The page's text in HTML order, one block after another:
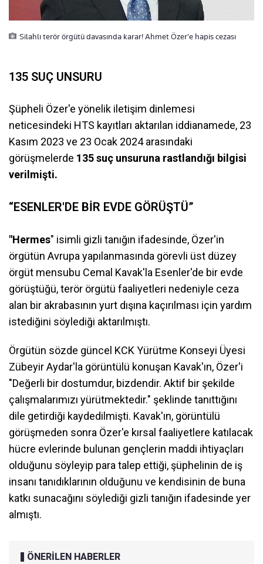
Silahlı terör örgütü davasında karar! Ahmet Özer'e hapis cezası
135 SUÇ UNSURU
Şüpheli Özer'e yönelik iletişim dinlemesi
neticesindeki HTS kayıtları aktarılan iddianamede, 23
Kasım 2023 ve 23 Ocak 2024 arasındaki
görüşmelerde 135 suç unsuruna rastlandığı bilgisi
verilmişti.
“ESENLER'DE BİR EVDE GÖRÜŞTÜ”
"Hermes" isimli gizli tanığın ifadesinde, Özer'in
örgütün Avrupa yapılanmasında görevli üst düzey
örgüt mensubu Cemal Kavak'la Esenler'de bir evde
görüştüğü, terör örgütü faaliyetleri nedeniyle ceza
alan bir akrabasının yurt dışına kaçırılması için yardım
istediğini söylediği aktarılmıştı.
Örgütün sözde güncel KCK Yürütme Konseyi Üyesi
Zübeyir Aydar'la görüntülü konuşan Kavak'ın, Özer'i
"Değerli bir dostumdur, bizdendir. Aktif bir şekilde
çalışmalarımızı yürütmektedir." şeklinde tanıttığını
dile getirdiği kaydedilmişti. Kavak'ın, görüntülü
görüşmeden sonra Özer'e kırsal faaliyetlere katılacak
hücre evlerinde bulunan gençlerin maddi ihtiyaçları
olduğunu söyleyip para talep ettiği, şüphelinin de iş
insanı tanıdıklarının olduğunu ve kendisinin de buna
katkı sunacağını söylediği gizli tanığın ifadesinde yer
almıştı.
ÖNERİLEN HABERLER